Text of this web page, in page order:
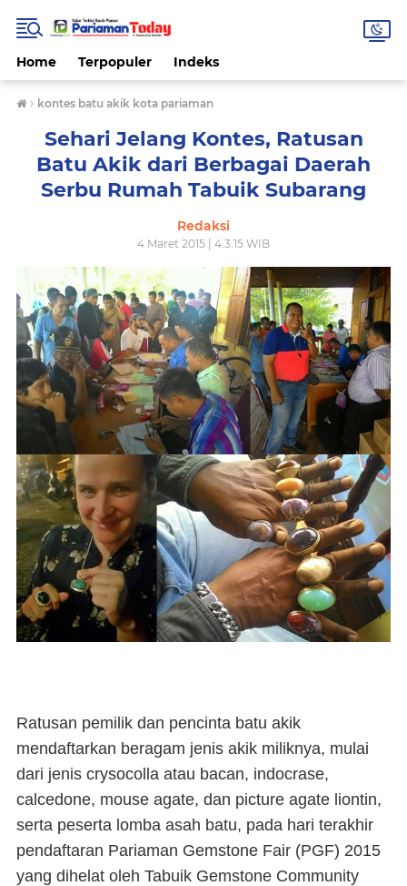
Home Terpopuler Indeks
› kontes batu akik kota pariaman
Sehari Jelang Kontes, Ratusan
Batu Akik dari Berbagai Daerah
Serbu Rumah Tabuik Subarang
Redaksi
4 Maret 2015 | 4.3.15 WIB
Ratusan pemilik dan pencinta batu akik
mendaftarkan beragam jenis akik miliknya, mulai
dari jenis crysocolla atau bacan, indocrase,
calcedone, mouse agate, dan picture agate liontin,
serta peserta lomba asah batu, pada hari terakhir
pendaftaran Pariaman Gemstone Fair (PGF) 2015
yang dihelat oleh Tabuik Gemstone Community